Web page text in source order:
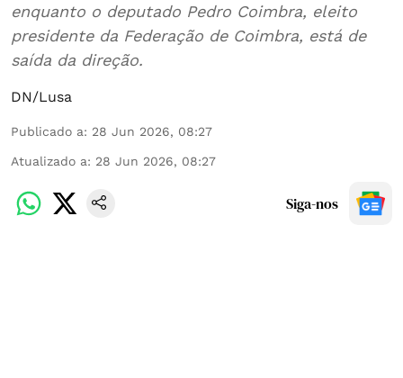
enquanto o deputado Pedro Coimbra, eleito
presidente da Federação de Coimbra, está de
saída da direção.
DN/Lusa
Publicado a: 28 Jun 2026, 08:27
Atualizado a: 28 Jun 2026, 08:27
Siga-nos